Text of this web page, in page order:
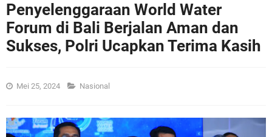
Penyelenggaraan World Water
Forum di Bali Berjalan Aman dan
Sukses, Polri Ucapkan Terima Kasih
Mei 25, 2024 Nasional